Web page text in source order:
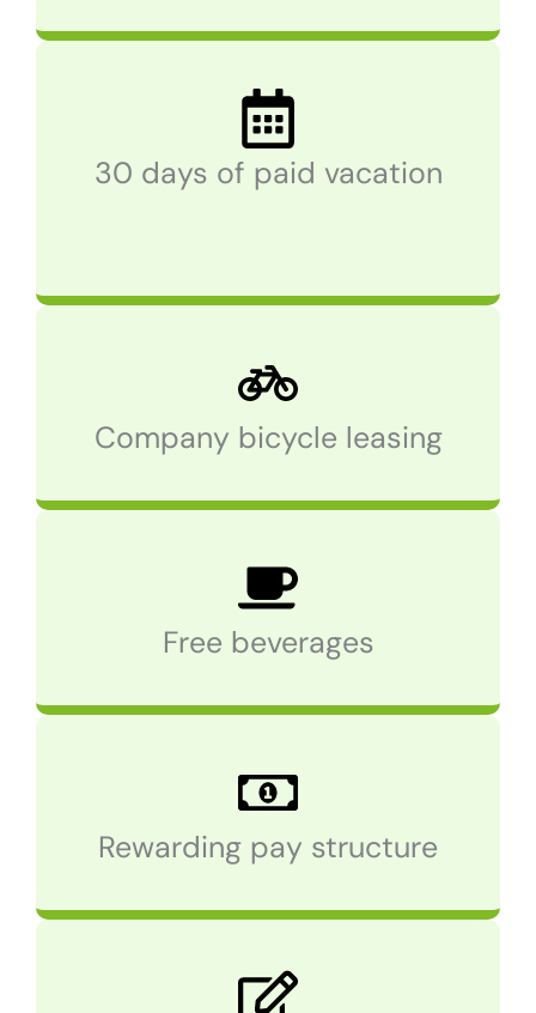
30 days of paid vacation
Company bicycle leasing
Free beverages
Rewarding pay structure